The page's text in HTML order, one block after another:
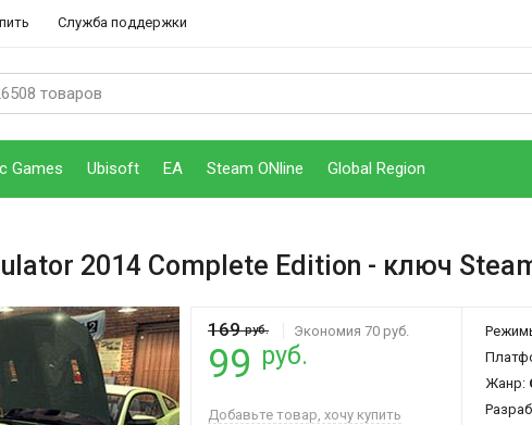
Служба поддержки
Games Ubisoft EA Steam ONline Global Region
2014 Complete Edition - ключ
169руб. Экономия 70 руб.
99 руб.
Добавьте товар, хочу купить
Жанр: